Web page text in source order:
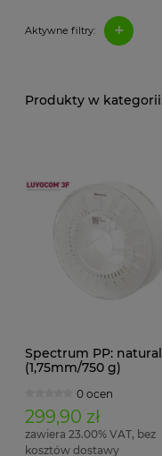
Aktywne filtry: +
Spectrum PP: natural
(1,75mm/750 g)
0 ocen
299,90 zł
zawiera 23.00% VAT, bez
kosztów dostawy